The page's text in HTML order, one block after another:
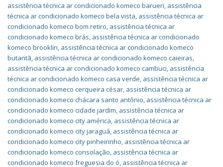
assistência técnica ar condicionado komeco barueri, assistência
técnica ar condicionado komeco bela vista, assistência técnica ar
condicionado komeco bom retiro, assistência técnica ar
condicionado komeco brás, assistência técnica ar condicionado
komeco brooklin, assistência técnica ar condicionado komeco
butantã, assistência técnica ar condicionado komeco caieiras,
assistência técnica ar condicionado komeco cambuci, assistência
técnica ar condicionado komeco casa verde, assistência técnica ar
condicionado komeco cerqueira césar, assistência técnica ar
condicionado komeco chácara santo antônio, assistência técnica ar
condicionado komeco cidade jardim, assistência técnica ar
condicionado komeco city américa, assistência técnica ar
condicionado komeco city jaraguá, assistência técnica ar
condicionado komeco city pinheirinho, assistência técnica ar
condicionado komeco consolação, assistência técnica ar
condicionado komeco freguesia do ó, assistência técnica ar